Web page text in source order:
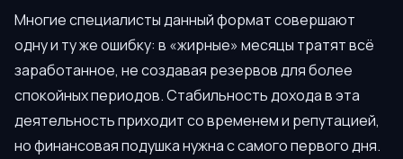
Многие специалисты данный формат совершают
одну и ту же ошибку: в «жирные» месяцы тратят всё
заработанное, не создавая резервов для более
спокойных периодов. Стабильность дохода в эта
деятельность приходит со временем и репутацией,
но финансовая подушка нужна с самого первого дня.